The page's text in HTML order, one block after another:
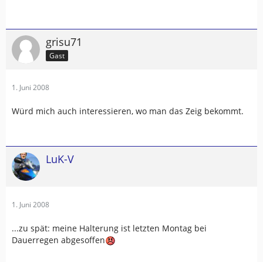
grisu71
Gast
1. Juni 2008
Würd mich auch interessieren, wo man das Zeig bekommt.
LuK-V
1. Juni 2008
...zu spät: meine Halterung ist letzten Montag bei
Dauerregen abgesoffen